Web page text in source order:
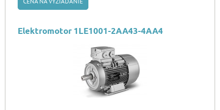
Elektromotor 1LE1001-2AA43-4AA4